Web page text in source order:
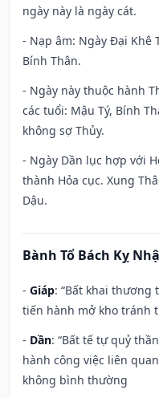
ngày này là ngày cát.
- Nạp âm: Ngày Đại Khê
Bính Thân.
- Ngày này thuộc hành
các tuổi: Mậu Tý, Bính
không sợ Thủy.
- Ngày Dần lục hợp với
thành Hỏa cục. Xung
Dậu.
Bành Tổ Bách Kỵ
- Giáp: “Bất khai thương
tiến hành mở kho tránh
- Dần: “Bất tế tự quỷ
hành công việc liên
không bình thường